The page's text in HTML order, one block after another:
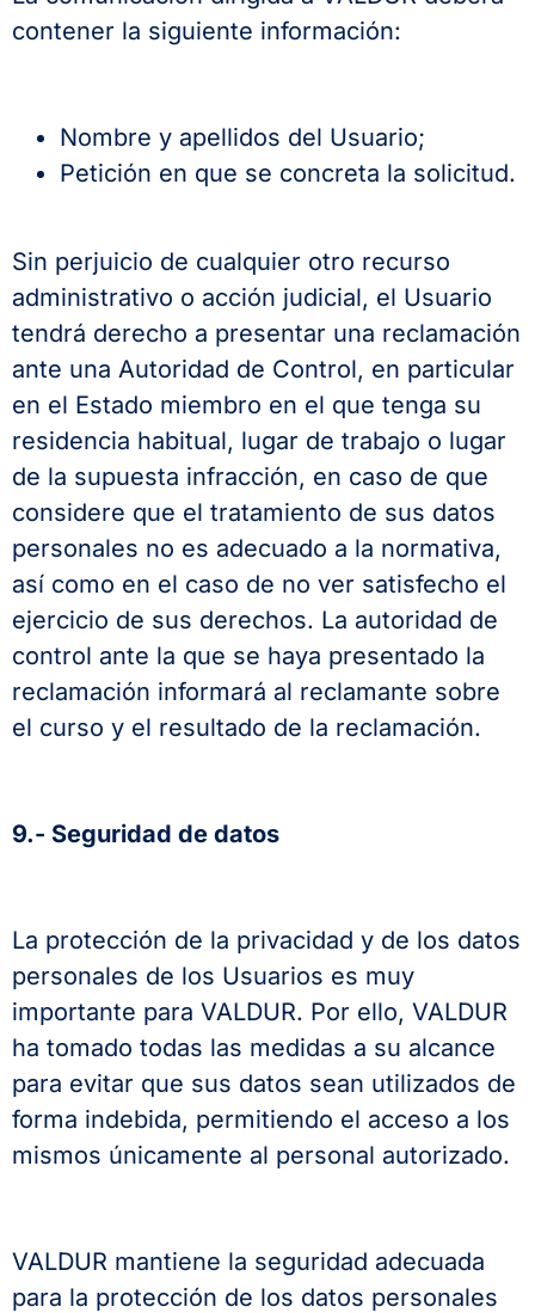
contener la siguiente información:
Nombre y apellidos del Usuario;
Petición en que se concreta la solicitud.
Sin perjuicio de cualquier otro recurso
administrativo o acción judicial, el Usuario
tendrá derecho a presentar una reclamación
ante una Autoridad de Control, en particular
en el Estado miembro en el que tenga su
residencia habitual, lugar de trabajo o lugar
de la supuesta infracción, en caso de que
considere que el tratamiento de sus datos
personales no es adecuado a la normativa,
así como en el caso de no ver satisfecho el
ejercicio de sus derechos. La autoridad de
control ante la que se haya presentado la
reclamación informará al reclamante sobre
el curso y el resultado de la reclamación.
9.- Seguridad de datos
La protección de la privacidad y de los datos
personales de los Usuarios es muy
importante para VALDUR. Por ello, VALDUR
ha tomado todas las medidas a su alcance
para evitar que sus datos sean utilizados de
forma indebida, permitiendo el acceso a los
mismos únicamente al personal autorizado.
VALDUR mantiene la seguridad adecuada
para la protección de los datos personales